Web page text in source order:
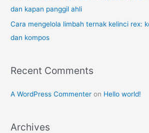
dan kapan panggil ahli
Cara mengelola limbah ternak kelinci rex:
dan kompos
Recent Comments
A WordPress Commenter on Hello world!
Archives